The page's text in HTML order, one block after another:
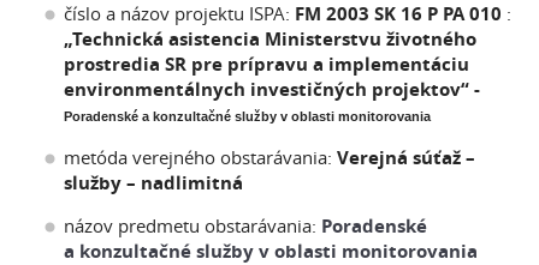
číslo a názov projektu ISPA: FM 2003 SK 16 P PA 010 :
„Technická asistencia Ministerstvu životného
prostredia SR pre prípravu a implementáciu
environmentálnych investičných projektov“ -
Poradenské a konzultačné služby v oblasti monitorovania
metóda verejného obstarávania: Verejná súťaž –
služby – nadlimitná
názov predmetu obstarávania: Poradenské
a konzultačné služby v oblasti monitorovania